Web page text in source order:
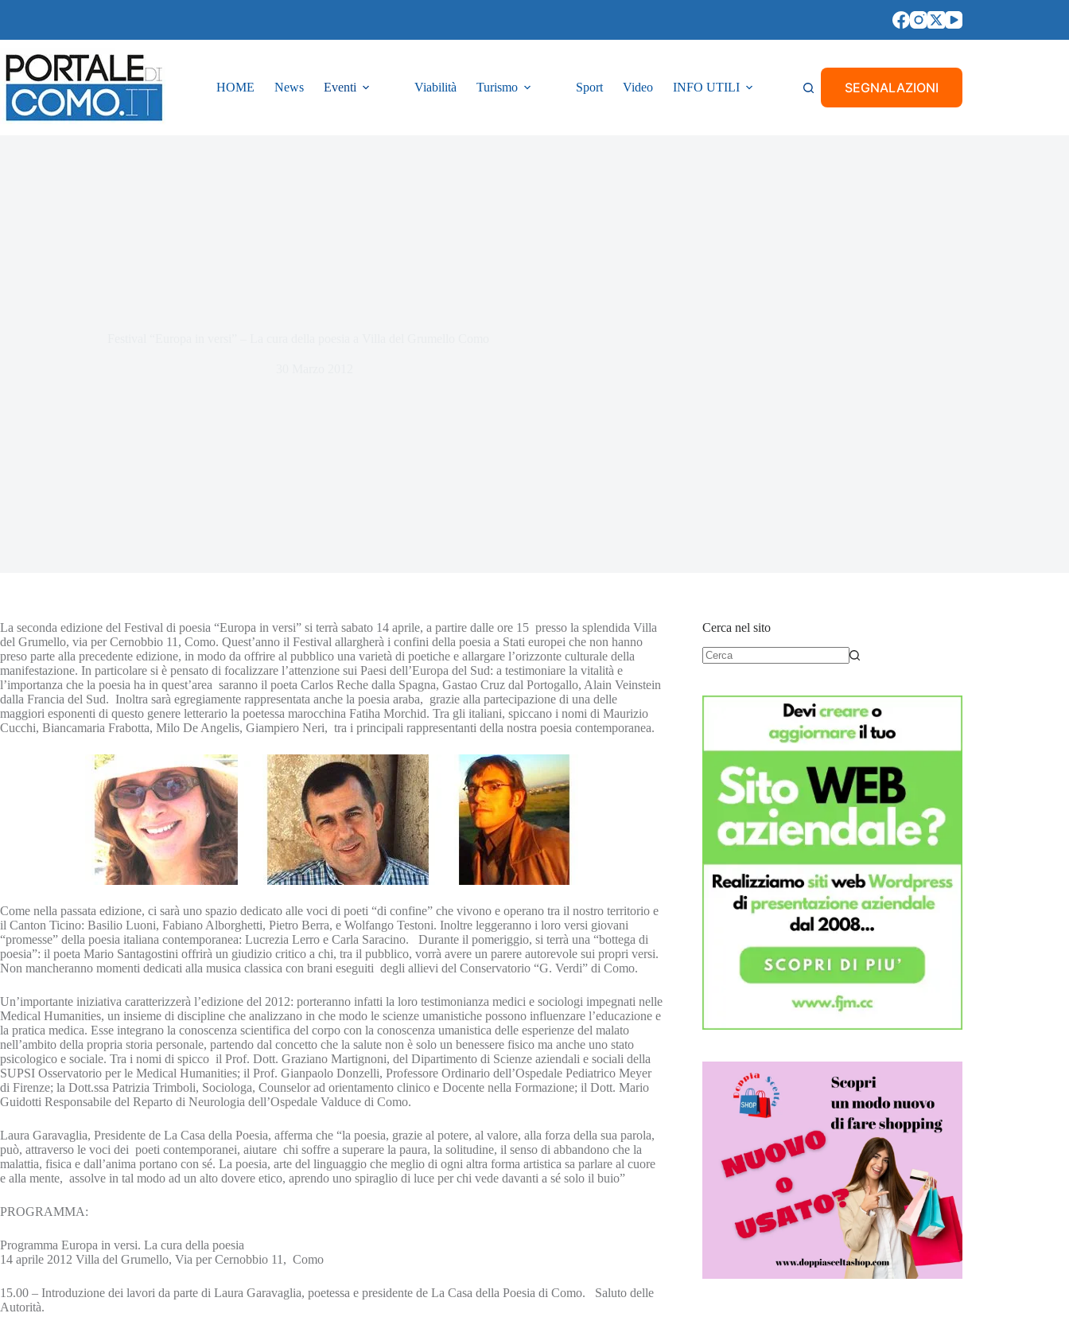
HOME News Eventi Viabilità Turismo Sport Video INFO UTILI SEGNALAZIONI
La seconda edizione del Festival di poesia “Europa in versi” si terrà sabato 14 aprile, a partire dalle ore 15 presso la splendida Villa
del Grumello, via per Cernobbio 11, Como. Quest’anno il Festival allargherà i confini della poesia a Stati europei che non hanno
preso parte alla precedente edizione, in modo da offrire al pubblico una varietà di poetiche e allargare l’orizzonte culturale della
manifestazione. In particolare si è pensato di focalizzare l’attenzione sui Paesi dell’Europa del Sud: a testimoniare la vitalità e
l’importanza che la poesia ha in quest’area saranno il poeta Carlos Reche dalla Spagna, Gastao Cruz dal Portogallo, Alain Veinstein
dalla Francia del Sud. Inoltra sarà egregiamente rappresentata anche la poesia araba, grazie alla partecipazione di una delle
maggiori esponenti di questo genere letterario la poetessa marocchina Fatiha Morchid. Tra gli italiani, spiccano i nomi di Maurizio
Cucchi, Biancamaria Frabotta, Milo De Angelis, Giampiero Neri, tra i principali rappresentanti della nostra poesia contemporanea.
Come nella passata edizione, ci sarà uno spazio dedicato alle voci di poeti “di confine” che vivono e operano tra il nostro territorio e
il Canton Ticino: Basilio Luoni, Fabiano Alborghetti, Pietro Berra, e Wolfango Testoni. Inoltre leggeranno i loro versi giovani
“promesse” della poesia italiana contemporanea: Lucrezia Lerro e Carla Saracino. Durante il pomeriggio, si terrà una “bottega di
poesia”: il poeta Mario Santagostini offrirà un giudizio critico a chi, tra il pubblico, vorrà avere un parere autorevole sui propri versi.
Non mancheranno momenti dedicati alla musica classica con brani eseguiti degli allievi del Conservatorio “G. Verdi” di Como.
Un’importante iniziativa caratterizzerà l’edizione del 2012: porteranno infatti la loro testimonianza medici e sociologi impegnati nelle
Medical Humanities, un insieme di discipline che analizzano in che modo le scienze umanistiche possono influenzare l’educazione e
la pratica medica. Esse integrano la conoscenza scientifica del corpo con la conoscenza umanistica delle esperienze del malato
nell’ambito della propria storia personale, partendo dal concetto che la salute non è solo un benessere fisico ma anche uno stato
psicologico e sociale. Tra i nomi di spicco il Prof. Dott. Graziano Martignoni, del Dipartimento di Scienze aziendali e sociali della
SUPSI Osservatorio per le Medical Humanities; il Prof. Gianpaolo Donzelli, Professore Ordinario dell’Ospedale Pediatrico Meyer
di Firenze; la Dott.ssa Patrizia Trimboli, Sociologa, Counselor ad orientamento clinico e Docente nella Formazione; il Dott. Mario
Guidotti Responsabile del Reparto di Neurologia dell’Ospedale Valduce di Como.
Laura Garavaglia, Presidente de La Casa della Poesia, afferma che “la poesia, grazie al potere, al valore, alla forza della sua parola,
può, attraverso le voci dei poeti contemporanei, aiutare chi soffre a superare la paura, la solitudine, il senso di abbandono che la
malattia, fisica e dall’anima portano con sé. La poesia, arte del linguaggio che meglio di ogni altra forma artistica sa parlare al cuore
e alla mente, assolve in tal modo ad un alto dovere etico, aprendo uno spiraglio di luce per chi vede davanti a sé solo il buio”
PROGRAMMA:
Programma Europa in versi. La cura della poesia
14 aprile 2012 Villa del Grumello, Via per Cernobbio 11, Como
15.00 – Introduzione dei lavori da parte di Laura Garavaglia, poetessa e presidente de La Casa della Poesia di Como. Saluto delle
Autorità.
Cerca nel sito